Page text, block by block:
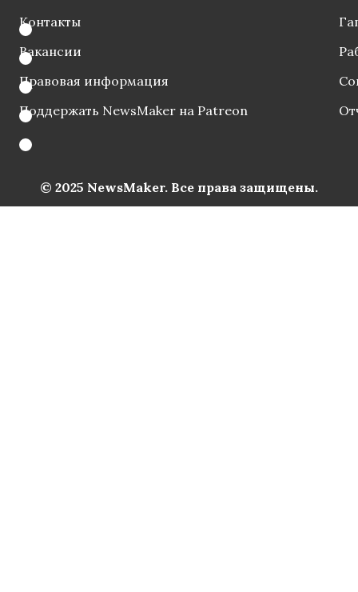
Контакты
Вакансии
Правовая информация
Поддержать NewsMaker на Patreon
© 2025 NewsMaker. Все права защищены.